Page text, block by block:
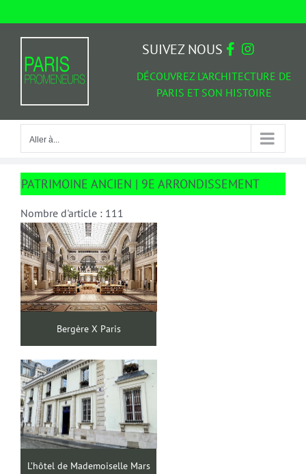
Aller à...
DÉCOUVREZ L'ARCHITECTURE DE
PARIS ET SON HISTOIRE
SUIVEZ NOUS
Aller à...
PATRIMOINE ANCIEN | 9E ARRONDISSEMENT
Nombre d'article : 111
Bergère X Paris
L’hôtel de Mademoiselle Mars